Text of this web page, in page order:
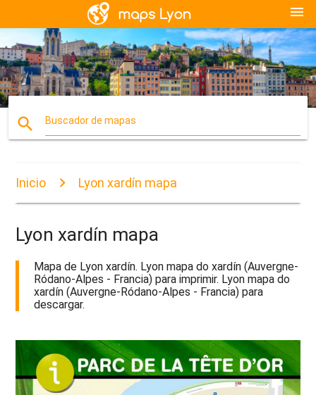
menu
search Buscador de mapas
Inicio Lyon xardín mapa
Lyon xardín mapa
Mapa de Lyon xardín. Lyon mapa do xardín (Auvergne-
Ródano-Alpes - Francia) para imprimir. Lyon mapa do
xardín (Auvergne-Ródano-Alpes - Francia) para
descargar.